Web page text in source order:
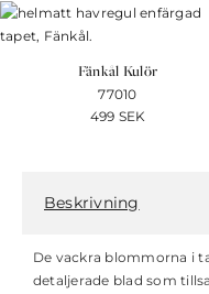
Fänkål Kulör
77010
499 SEK
Beskrivning
De vackra blommorna i
detaljerade blad som